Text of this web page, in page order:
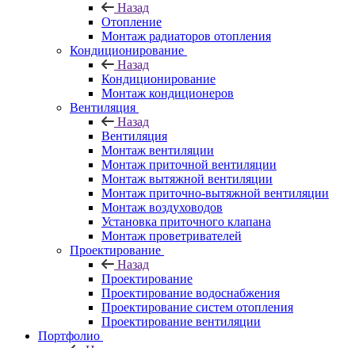
Назад
Отопление
Монтаж радиаторов отопления
Кондиционирование
Назад
Кондиционирование
Монтаж кондиционеров
Вентиляция
Назад
Вентиляция
Монтаж вентиляции
Монтаж приточной вентиляции
Монтаж вытяжной вентиляции
Монтаж приточно-вытяжной вентиляции
Монтаж воздуховодов
Установка приточного клапана
Монтаж проветривателей
Проектирование
Назад
Проектирование
Проектирование водоснабжения
Проектирование систем отопления
Проектирование вентиляции
Портфолио